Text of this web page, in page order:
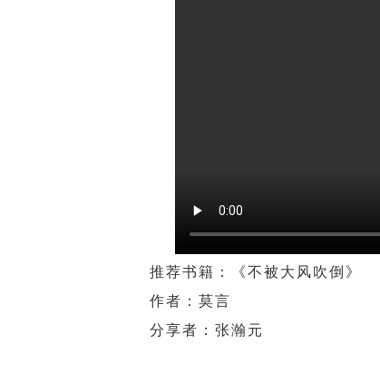
推荐书籍：
《不被大风吹倒》
作者： 莫言
分享者： 张瀚元